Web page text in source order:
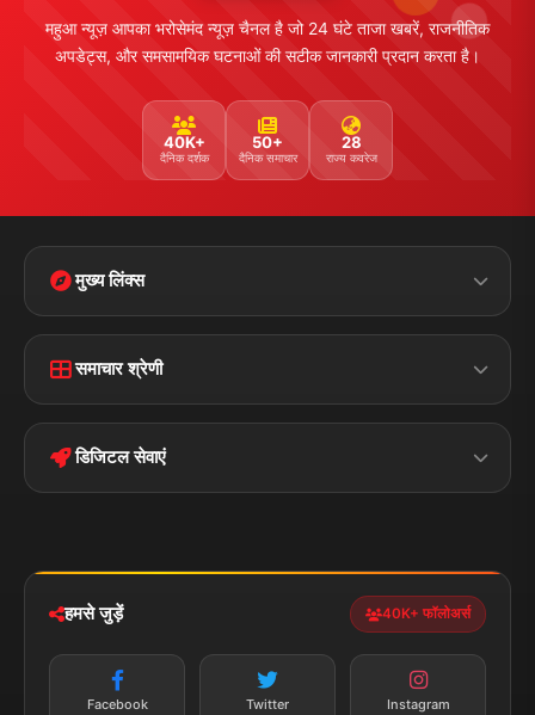
महुआ न्यूज़ आपका भरोसेमंद न्यूज़ चैनल है जो 24 घंटे ताजा खबरें, राजनीतिक
अपडेट्स, और समसामयिक घटनाओं की सटीक जानकारी प्रदान करता है।
40K+
दैनिक दर्शक
50+
दैनिक समाचार
28
राज्य कवरेज
मुख्य लिंक्स
Disclaimer
Terms &
Privacy Policy
समाचार श्रेणी
पॉलिटिकल झारखण्ड
डिजिटल सेवाएं
न्यूज़ अलर्ट
हमसे जुड़ें 40K+ फॉलोअर्स
Facebook Twitter Instagram